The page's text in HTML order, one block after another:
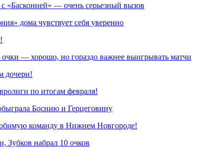
«Басконией» — очень серьезный вызов
дома чувствует себя уверенно
— хорошо, но гораздо важнее выигрывать матчи
дочери!
по итогам февраля!
Боснию и Герцеговину
команду в Нижнем Новгороде!
Зубков набрал 10 очков